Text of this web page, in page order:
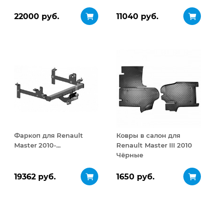
ДВУСТОРОННЕЕ
22000 руб. 11040 руб.
Фаркоп для Renault
Master 2010-...
19362 руб.
Ковры в салон для
Renault Master III 2010
Чёрные
1650 руб.